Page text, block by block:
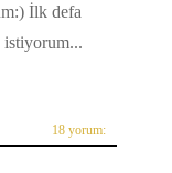
İlk defa
istiyorum...
18 yorum: